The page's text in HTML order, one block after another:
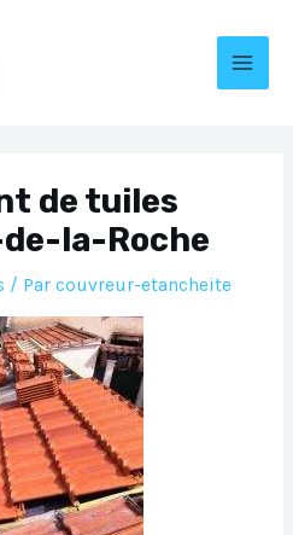
de tuiles
la-Roche
/ Par couvreur-etancheite